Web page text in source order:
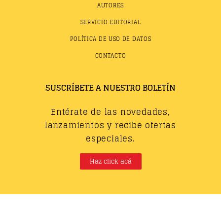
AUTORES
SERVICIO EDITORIAL
POLÍTICA DE USO DE DATOS
CONTACTO
SUSCRÍBETE A NUESTRO BOLETÍN
Entérate de las novedades,
lanzamientos y recibe ofertas
especiales.
Haz click acá